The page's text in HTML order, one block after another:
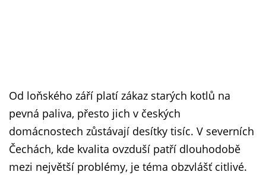
Od loňského září platí zákaz starých kotlů na
pevná paliva, přesto jich v českých
domácnostech zůstávají desítky tisíc. V severních
Čechách, kde kvalita ovzduší patří dlouhodobě
mezi největší problémy, je téma obzvlášť citlivé.